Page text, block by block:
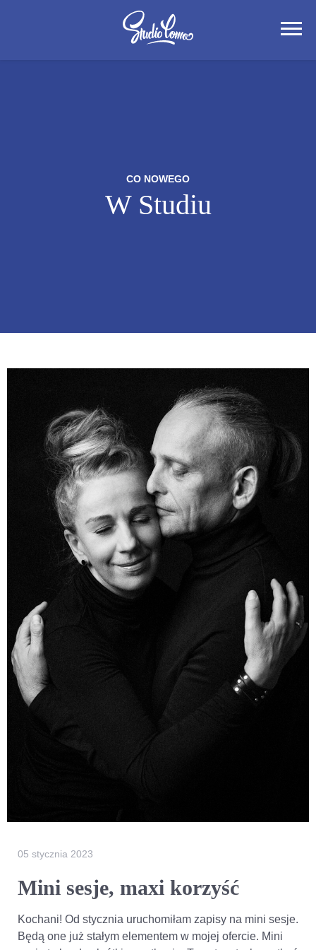
CO NOWEGO
W Studiu
05 stycznia 2023
Mini sesje, maxi korzyść
Kochani! Od stycznia uruchomiłam zapisy na mini sesje.
Będą one już stałym elementem w mojej ofercie. Mini